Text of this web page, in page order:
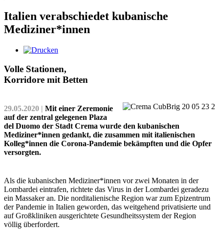
Italien verabschiedet kubanische
Mediziner*innen
Volle Stationen,
Korridore mit Betten
29.05.2020 | Mit einer Zeremonie
auf der zentral gelegenen Plaza
del Duomo der Stadt Crema wurde den kubanischen
Mediziner*innen gedankt, die zusammen mit italienischen
Kolleg*­innen die Corona-Pandemie bekämpften und die Opfer
versorgten.
Als die kubanischen Mediziner*innen vor zwei Monaten in der
Lombardei eintrafen, richtete das Virus in der Lombardei geradezu
ein Massaker an. Die norditalienische Region war zum Epizentrum
der Pandemie in Italien geworden, das weitgehend privatisierte und
auf Großkliniken ausgerichtete Gesundheitssystem der Region
völlig überfordert.